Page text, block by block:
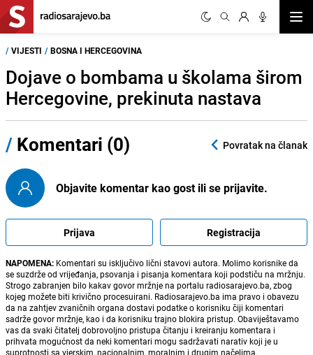
/ VIJESTI / BOSNA I HERCEGOVINA
Dojave o bombama u školama širom
Hercegovine, prekinuta nastava
/ Komentari (0) Povratak na članak
Objavite komentar kao gost ili se prijavite.
Prijava Registracija
NAPOMENA: Komentari su isključivo lični stavovi autora. Molimo korisnike da
se suzdrže od vrijeđanja, psovanja i pisanja komentara koji podstiču na mržnju.
Strogo zabranjen bilo kakav govor mržnje na portalu radiosarajevo.ba, zbog
kojeg možete biti krivično procesuirani. Radiosarajevo.ba ima pravo i obavezu
da na zahtjev zvaničnih organa dostavi podatke o korisniku čiji komentari
sadrže govor mržnje, kao i da korisniku trajno blokira pristup. Obaviještavamo
vas da svaki čitatelj dobrovoljno pristupa čitanju i kreiranju komentara i
prihvata mogućnost da neki komentari mogu sadržavati narativ koji je u
suprotnosti sa vjerskim, nacionalnim, moralnim i drugim načelima.